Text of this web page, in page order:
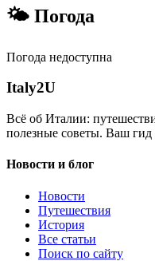
🌤 Погода
Погода недоступна
Italy2U
Всё об Италии:
полезные советы. Ваш
Новости и блог
Новости
Путешествия
История
Все статьи
Поиск по сайту